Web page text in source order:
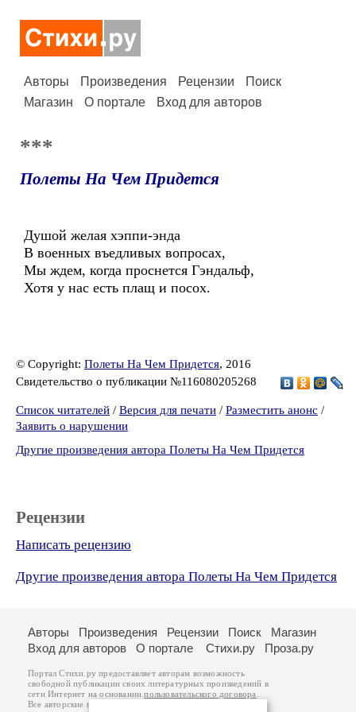
Авторы Произведения Рецензии
Поиск
Магазин
О портале Вход для авторов
***
Полеты На Чем Придется
Душой желая хэппи-энда
В военных въедливых вопросах,
Мы ждем, когда проснется Гэндальф,
Хотя у нас есть плащ и посох.
© Copyright: Полеты На Чем Придется, 2016
Свидетельство о публикации №116080205268
Список читателей / Версия для печати / Разместить анонс /
Заявить о нарушении
Другие произведения автора Полеты На Чем Придется
Рецензии
Написать рецензию
Другие произведения автора Полеты На Чем Придется
Авторы Произведения Рецензии Поиск
Магазин
Вход для авторов
О портале Стихи.ру Проза.ру
Портал Стихи.ру предоставляет авторам возможность
свободной публикации своих литературных произведений в
сети Интернет на основаниипользовательского договора
Все авторские права на произведения принадлежат авторам